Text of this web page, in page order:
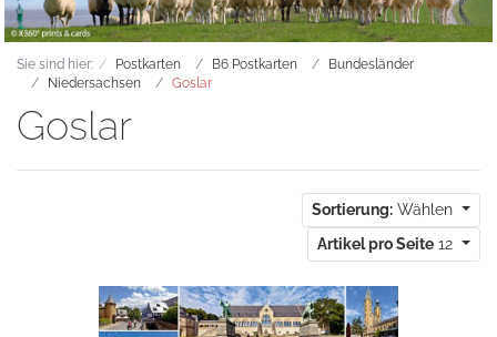
Sie sind hier: Postkarten B6 Postkarten
Bundesländer
Niedersachsen
Goslar
Goslar
Sortierung: Wählen
Artikel pro Seite 12